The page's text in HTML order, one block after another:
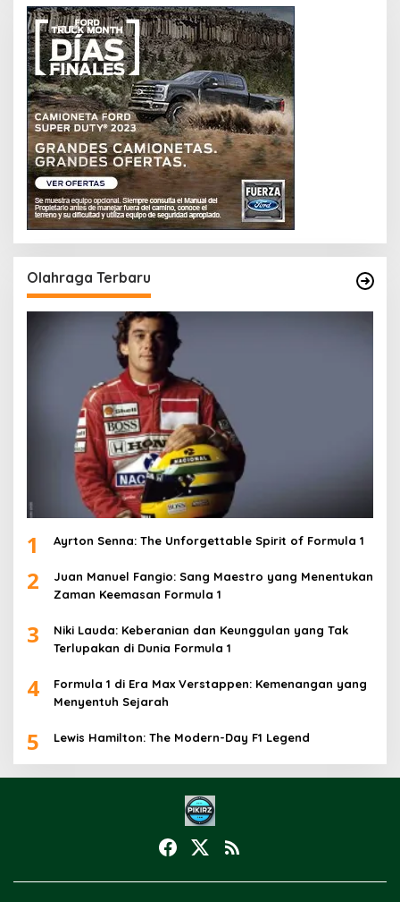
Olahraga Terbaru
1 Ayrton Senna: The Unforgettable Spirit of Formula 1
2
Juan Manuel Fangio: Sang Maestro yang Menentukan
Zaman Keemasan Formula 1
3
Niki Lauda: Keberanian dan Keunggulan yang Tak
Terlupakan di Dunia Formula 1
4
Formula 1 di Era Max Verstappen: Kemenangan yang
Menyentuh Sejarah
5 Lewis Hamilton: The Modern-Day F1 Legend